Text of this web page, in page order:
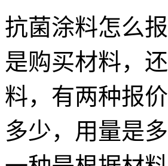
抗菌涂料怎么
是购买材料，
料，有两种报
多少，用量是